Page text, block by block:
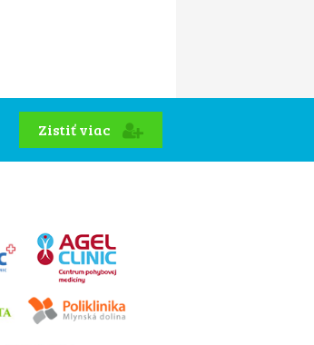
Zistiť viac